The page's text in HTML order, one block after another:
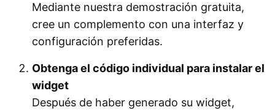
Mediante nuestra demostración gratuita,
cree un complemento con una interfaz y
configuración preferidas.
Obtenga el código individual para instalar el
widget
Después de haber generado su widget,